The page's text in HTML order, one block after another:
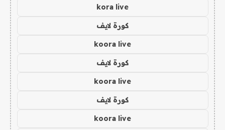
kora live
كورة لايف
koora live
كورة لايف
koora live
كورة لايف
koora live